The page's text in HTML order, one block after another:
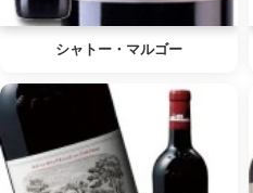
シャトー・マルゴー